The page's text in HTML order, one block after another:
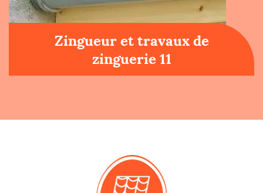
Zingueur et travaux de
zinguerie 11